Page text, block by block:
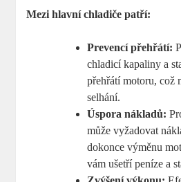
Mezi hlavní chladiče patří:
Prevencí přehřátí:
chladicí kapaliny a
přehřátí motoru, což
selhání.
Úspora nákladů:
může vyžadovat
dokonce výměnu
vám ušetří peníze a